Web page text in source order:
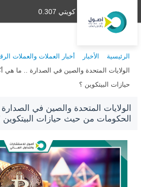
دينار كويتي 0.307
الرئيسية الأخبار
أخبار العملات والعملات
الولايات المتحدة والصين في الصدارة .. ما
حيازات البيتكوين ؟
الولايات المتحدة والصين في
الحكومات من حيث حيازات البيتكوين